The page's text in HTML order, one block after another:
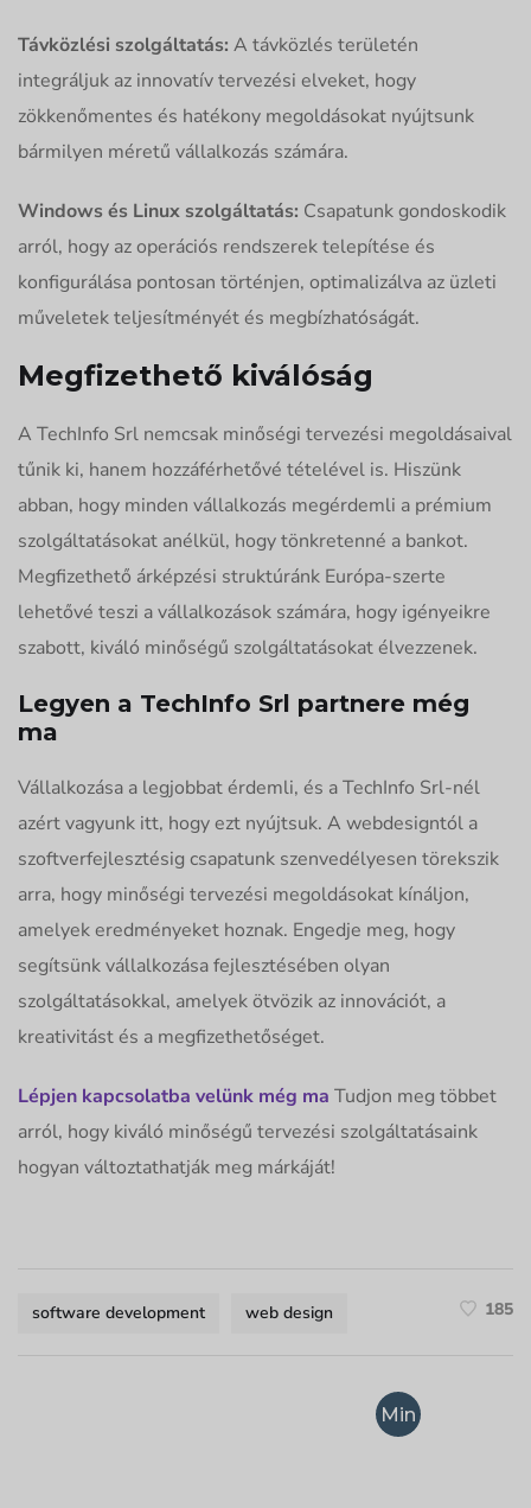
Távközlési szolgáltatás: A távközlés területén
integráljuk az innovatív tervezési elveket, hogy
zökkenőmentes és hatékony megoldásokat nyújtsunk
bármilyen méretű vállalkozás számára.
Windows és Linux szolgáltatás: Csapatunk gondoskodik
arról, hogy az operációs rendszerek telepítése és
konfigurálása pontosan történjen, optimalizálva az üzleti
műveletek teljesítményét és megbízhatóságát.
Megfizethető kiválóság
A TechInfo Srl nemcsak minőségi tervezési megoldásaival
tűnik ki, hanem hozzáférhetővé tételével is. Hiszünk
abban, hogy minden vállalkozás megérdemli a prémium
szolgáltatásokat anélkül, hogy tönkretenné a bankot.
Megfizethető árképzési struktúránk Európa-szerte
lehetővé teszi a vállalkozások számára, hogy igényeikre
szabott, kiváló minőségű szolgáltatásokat élvezzenek.
Legyen a TechInfo Srl partnere még
ma
Vállalkozása a legjobbat érdemli, és a TechInfo Srl-nél
azért vagyunk itt, hogy ezt nyújtsuk. A webdesigntól a
szoftverfejlesztésig csapatunk szenvedélyesen törekszik
arra, hogy minőségi tervezési megoldásokat kínáljon,
amelyek eredményeket hoznak. Engedje meg, hogy
segítsünk vállalkozása fejlesztésében olyan
szolgáltatásokkal, amelyek ötvözik az innovációt, a
kreativitást és a megfizethetőséget.
Lépjen kapcsolatba velünk még ma Tudjon meg többet
arról, hogy kiváló minőségű tervezési szolgáltatásaink
hogyan változtathatják meg márkáját!
software development web design 185
Min